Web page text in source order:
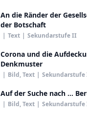
An die Ränder der
der Botschaft
| Text | Sekundarstufe II
Corona und die
Denkmuster
| Bild, Text |
Auf der Suche nach …
| Bild, Text |